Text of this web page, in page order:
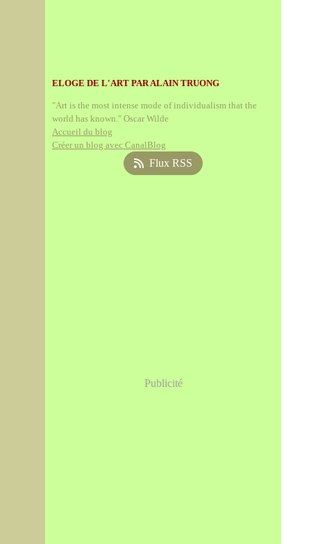
ELOGE DE L'ART PAR ALAIN TRUONG
"Art is the most intense mode of individualism that the
world has known." Oscar Wilde
Accueil du blog
Créer un blog avec CanalBlog
Flux RSS
Publicité